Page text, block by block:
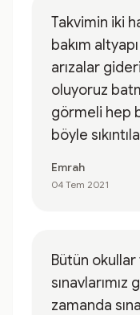
Takvimin iki
bakım
arızalar
oluyoruz
görmeli hep
böyle
Emrah
04 Tem 2021
Bütün
sınavlarımız
zamanda